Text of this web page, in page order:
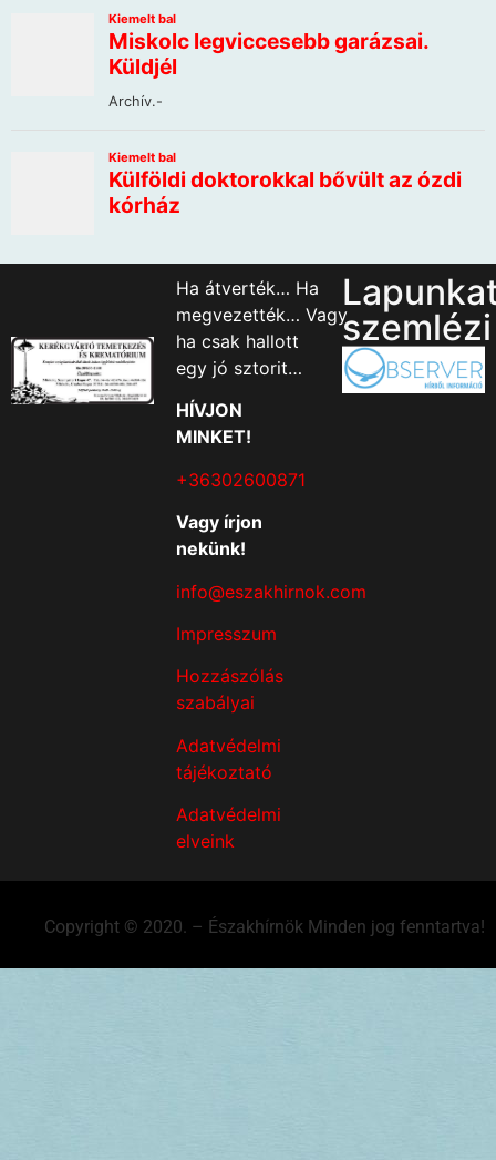
Ha átverték… Ha
megvezették… Vagy
ha csak hallott
egy jó sztorit…
HÍVJON
MINKET!
+36302600871
Vagy írjon
nekünk!
info@eszakhirnok.com
Impresszum
Hozzászólás
szabályai
Adatvédelmi
tájékoztató
Adatvédelmi
elveink
szemlézi
Copyright © 2020. – Északhírnök Minden jog fenntartva!